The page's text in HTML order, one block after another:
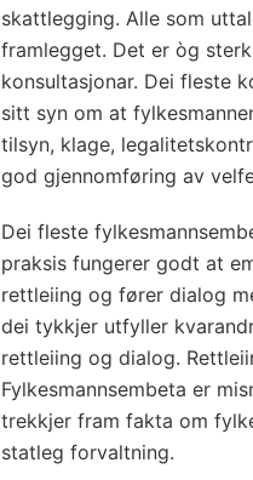
skattlegging. Alle som
framlegget. Det er òg
konsultasjonar. Dei fleste
sitt syn om at
tilsyn, klage,
god gjennomføring av
Dei fleste
praksis fungerer godt at
rettleiing og fører dialog
dei tykkjer utfyller
rettleiing og dialog.
Fylkesmannsembeta er
trekkjer fram fakta om
statleg forvaltning.